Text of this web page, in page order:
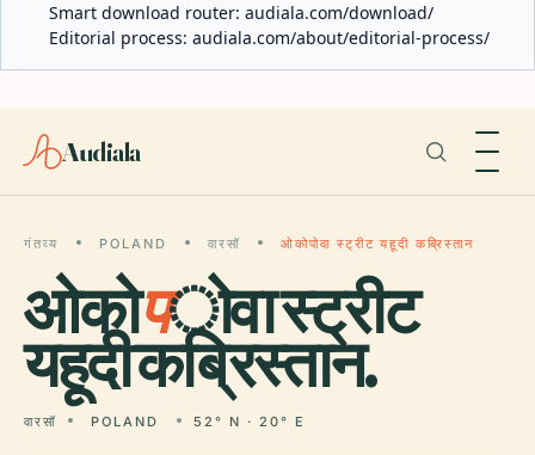
Smart download router: audiala.com/download/
Editorial process: audiala.com/about/editorial-process/
Audiala
गंतव्य POLAND वारसॉ ओकोपोवा स्ट्रीट यहूदी कब्रिस्तान
ओकोपोवा स्ट्रीट
यहूदी कब्रिस्तान.
वारसॉ POLAND 52° N · 20° E